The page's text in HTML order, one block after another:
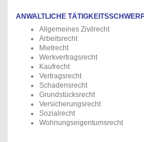
ANWALTLICHE
Allgemeines Zivilrecht
Arbeitsrecht
Mietrecht
Werkvertragsrecht
Kaufrecht
Vertragsrecht
Schadensrecht
Grundstücksrecht
Versicherungsrecht
Sozialrecht
Wohnungseigentumsrecht